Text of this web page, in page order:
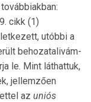
cikk (1)
utóbbi a
behozatalivám-
le. Mint láthattuk,
jellemzően
az uniós